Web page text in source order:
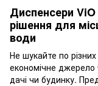
Диспенсери
рішення для
води
Не шукайте по
економічне джерело
дачі чи будинку.